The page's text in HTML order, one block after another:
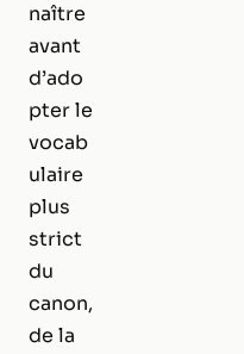
naître
avant
d’ado
pter le
vocab
ulaire
plus
strict
du
canon,
de la